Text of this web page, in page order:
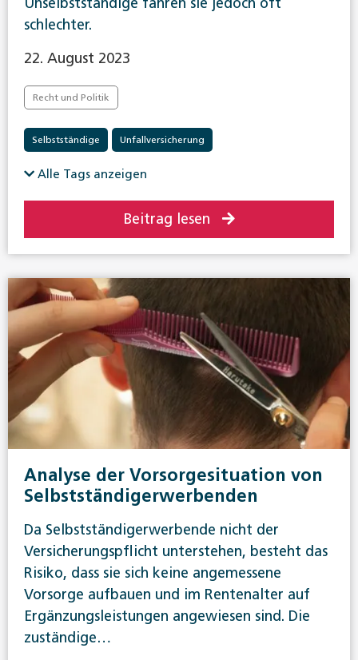
Unselbstständige fahren sie jedoch oft
schlechter.
22. August 2023
Recht und Politik
Selbstständige Unfallversicherung
Alle Tags anzeigen
Beitrag lesen
Analyse der Vorsorgesituation von
Selbstständigerwerbenden
Da Selbstständigerwerbende nicht der
Versicherungspflicht unterstehen, besteht das
Risiko, dass sie sich keine angemessene
Vorsorge aufbauen und im Rentenalter auf
Ergänzungsleistungen angewiesen sind. Die
zuständige…